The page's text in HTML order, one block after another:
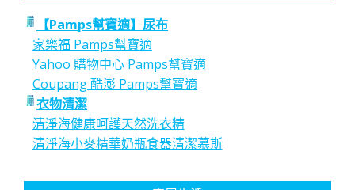
【Pamps幫寶適】尿布
家樂福 Pamps幫寶適
Yahoo 購物中心 Pamps幫寶適
Coupang 酷澎 Pamps幫寶適
衣物清潔
清淨海健康呵護天然洗衣精
清淨海小麥精華奶瓶食器清潔慕斯